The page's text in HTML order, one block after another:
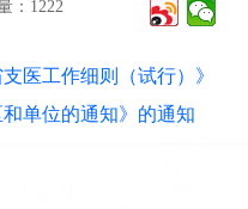
： 1222
医工作细则（试行）》
单位的通知》的通知